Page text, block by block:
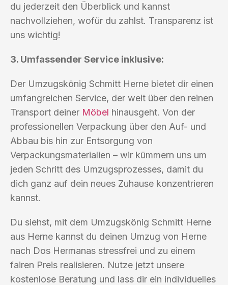
du jederzeit den Überblick und kannst
nachvollziehen, wofür du zahlst. Transparenz ist
uns wichtig!
3. Umfassender Service inklusive:
Der Umzugskönig Schmitt Herne bietet dir einen
umfangreichen Service, der weit über den reinen
Transport deiner Möbel hinausgeht. Von der
professionellen Verpackung über den Auf- und
Abbau bis hin zur Entsorgung von
Verpackungsmaterialien – wir kümmern uns um
jeden Schritt des Umzugsprozesses, damit du
dich ganz auf dein neues Zuhause konzentrieren
kannst.
Du siehst, mit dem Umzugskönig Schmitt Herne
aus Herne kannst du deinen Umzug von Herne
nach Dos Hermanas stressfrei und zu einem
fairen Preis realisieren. Nutze jetzt unsere
kostenlose Beratung und lass dir ein individuelles